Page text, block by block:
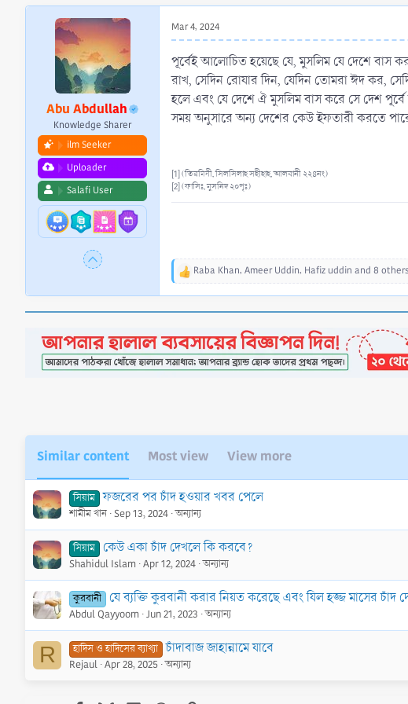
r
t
e
r
Abu Abdullah
Knowledge Sharer
ilm Seeker
Uploader
Salafi User
Mar 4, 2024
পূর্বেই আলোচিত হয়েছে যে, মুসলিম যে দেশে বাস
রাখ, সেদিন রোযার দিন, যেদিন তোমরা ঈদ কর,
হলে এবং যে দেশে ঐ মুসলিম বাস করে সে দেশ
সময় অনুসারে অন্য দেশের কেউ ইফতারী করতে
[1] (তিরমিযী, সিলসিলাহ সহীহাহ, আলবানী ২২৪নং)
[2] (ফাসিঃ, মুসনিদ ২০পৃঃ)
R
i
o
n
Raba Khan, Ameer Uddin, Hafiz uddin and 8 others
Similar content Most view View more
সিয়াম ফজরের পর চাঁদ হওয়ার খবর পেলে
শামীম খান Sep 13, 2024 অন্যান্য
সিয়াম কেউ একা চাঁদ দেখলে কি করবে?
Shahidul Islam Apr 12, 2024 অন্যান্য
কুরবানী যে ব্যক্তি কুরবানী করার নিয়ত করেছে এবং যিল হজ্জ মাসের চাঁদ
Abdul Qayyoom Jun 21, 2023 অন্যান্য
R হাদিস ও হাদিসের ব্যাখ্যা চাঁদাবাজ জাহান্নামে যাবে
Rejaul Apr 28, 2025 অন্যান্য